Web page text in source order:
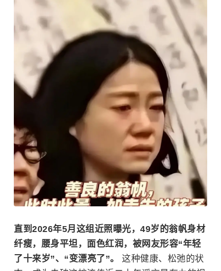
直到2026年5月这组近照曝光，49岁的翁帆身材
纤瘦，腰身平坦，面色红润，被网友形容“年轻
了十来岁”、“变漂亮了”。 这种健康、松弛的状